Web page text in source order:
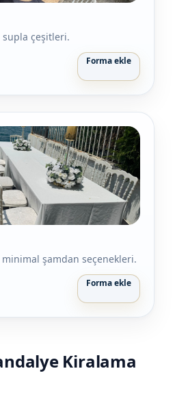
çeşitleri.
Forma ekle
şamdan seçenekleri.
Forma ekle
Kiralama